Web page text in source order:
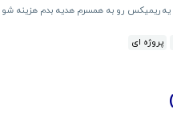
پروژه ای